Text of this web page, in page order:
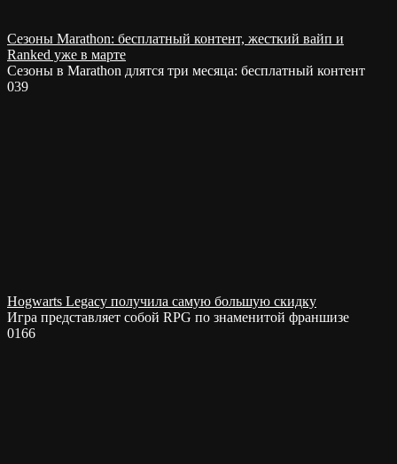
Сезоны Marathon: бесплатный контент, жесткий вайп и
Ranked уже в марте
Сезоны в Marathon длятся три месяца: бесплатный контент
039
Hogwarts Legacy получила самую большую скидку
Игра представляет собой RPG по знаменитой франшизе
0166